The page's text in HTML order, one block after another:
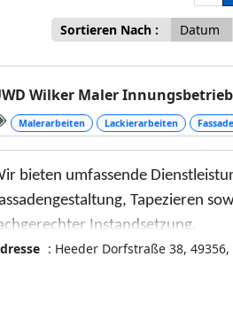
Sortieren Nach : Datum
Wilker Maler
Malerarbeiten Lackierarbeiten
bieten umfassende
Tapezieren
Instandsetzung.
: Heeder Dorfstraße 38,